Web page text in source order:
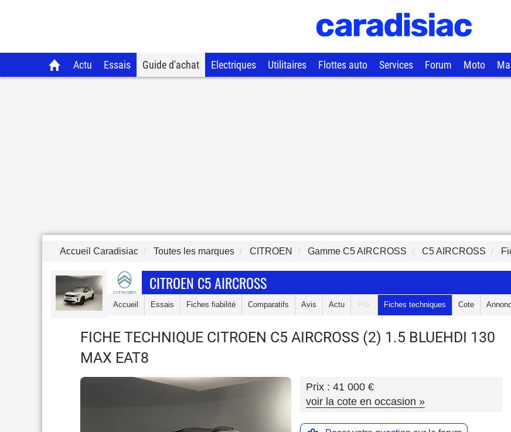
Actu Essais Guide d'achat Electriques Utilitaires Flottes auto Services Forum Moto
Accueil Caradisiac Toutes les marques CITROEN Gamme C5 AIRCROSS C5 AIRCROSS
CITROEN C5 AIRCROSS
Accueil Essais Fiches fiabilité Comparatifs Avis Actu Prix Fiches techniques Cote
FICHE TECHNIQUE CITROEN C5 AIRCROSS (2) 1.5 BLUEHDI 130
MAX EAT8
Prix : 41 000 €
voir la cote en occasion »